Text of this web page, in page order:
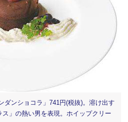
ダンショコラ」741円(税抜)。溶け出す
」の熱い男を表現。ホイップクリー